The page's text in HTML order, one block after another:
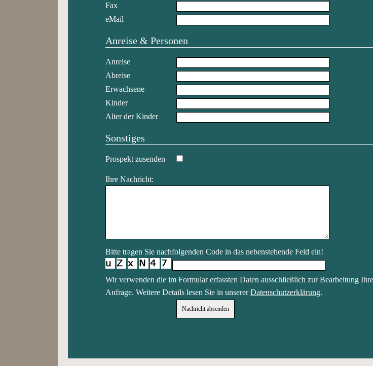
Fax
eMail
Anreise & Personen
Anreise
Abreise
Erwachsene
Kinder
Alter der Kinder
Sonstiges
Prospekt zusenden
Ihre Nachricht:
Bitte tragen Sie nachfolgenden Code in das nebenstehende Feld ein!
Wir verwenden die im Formular erfassten Daten ausschließlich zur Bearbeitung
Anfrage. Weitere Details lesen Sie in unsererDatenschutzerklärung.